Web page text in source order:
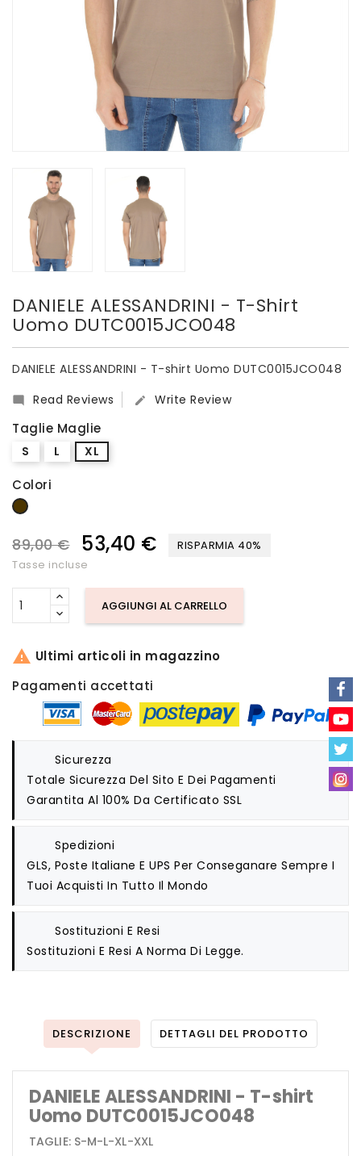
DANIELE ALESSANDRINI - T-Shirt
Uomo DUTC0015JCO048
DANIELE ALESSANDRINI - T-shirt Uomo DUTC0015JCO048
 Read Reviews  Write Review
Taglie Maglie
S L XL
Colori
Marrone
89,00 € 53,40 €
RISPARMIA 40%
Tasse incluse
AGGIUNGI AL CARRELLO
 Ultimi articoli in magazzino
Pagamenti accettati
Sicurezza
Totale Sicurezza Del Sito E Dei Pagamenti
Garantita Al 100% Da Certificato SSL
Spedizioni
GLS, Poste Italiane E UPS Per Conseganare Sempre I
Tuoi Acquisti In Tutto Il Mondo
Sostituzioni E Resi
Sostituzioni E Resi A Norma Di Legge.
DESCRIZIONE DETTAGLI DEL PRODOTTO
DANIELE ALESSANDRINI - T-shirt
Uomo DUTC0015JCO048
TAGLIE: S-M-L-XL-XXL